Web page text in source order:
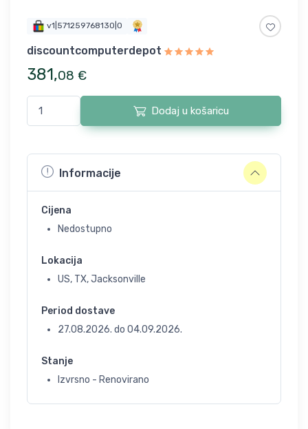
v1|571259768130|0
discountcomputerdepot
381,08 €
Dodaj u košaricu
Informacije
Cijena
Nedostupno
Lokacija
US, TX, Jacksonville
Period dostave
27.08.2026. do 04.09.2026.
Stanje
Izvrsno - Renovirano